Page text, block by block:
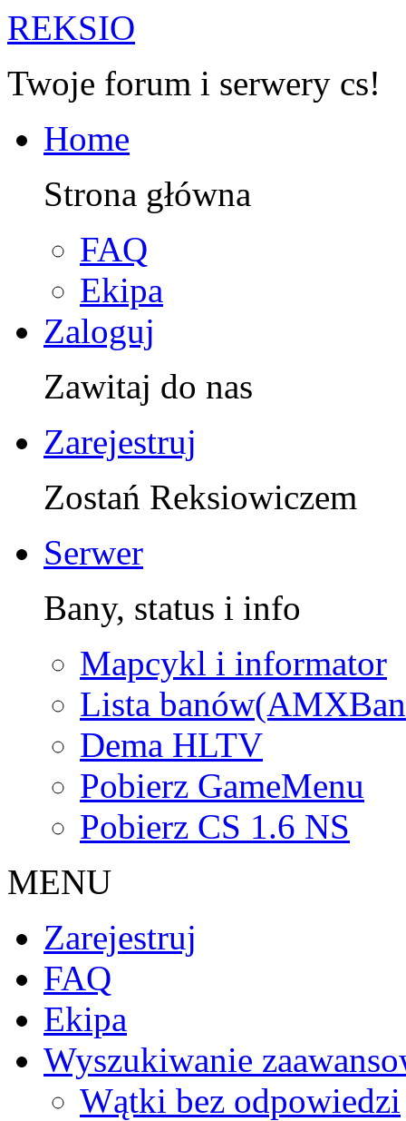
REKSIO
Twoje forum i serwery cs!
Home
Strona główna
FAQ
Ekipa
Zaloguj
Zawitaj do nas
Zarejestruj
Zostań Reksiowiczem
Serwer
Bany, status i info
Mapcykl i informator
Lista
Dema HLTV
Pobierz GameMenu
Pobierz CS 1.6 NS
MENU
Zarejestruj
FAQ
Ekipa
Wyszukiwanie
Wątki bez odpowiedzi